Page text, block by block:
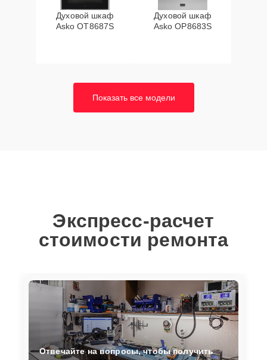
Духовой шкаф
Asko OT8687S
Духовой шкаф
Asko OP8683S
Показать все модели
Экспресс-расчет
стоимости ремонта
Отвечайте на вопросы, чтобы получить